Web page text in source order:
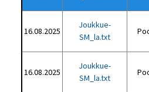
16.08.2025
Joukkue-
SM_la.txt
16.08.2025
Joukkue-
SM_la.txt